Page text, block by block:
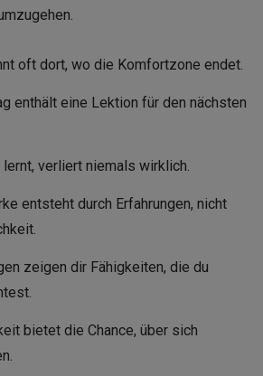
oft dort, wo die Komfortzone endet.
enthält eine Lektion für den nächsten
lernt, verliert niemals wirklich.
entsteht durch Erfahrungen, nicht
zeigen dir Fähigkeiten, die du
bietet die Chance, über sich